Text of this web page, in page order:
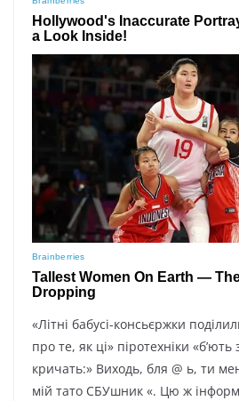
«Літні бабусі-консьєржки
про те, як ці» піротехніки «б’ють
кричать:» Виходь, бля @ ь, ти
мій тато СБУшник «. Цю ж